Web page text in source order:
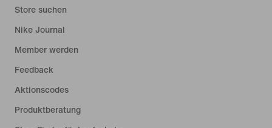
Store suchen
Nike Journal
Member werden
Feedback
Aktionscodes
Produktberatung